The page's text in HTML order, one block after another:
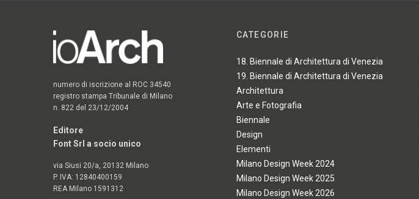
numero di iscrizione al ROC 34540
registro stampa Tribunale di Milano
n. 822 del 23/12/2004
Editore
Font Srl a socio unico
via Siusi 20/a, 20132 Milano
P. IVA: 12840400159
REA Milano 1591312
CATEGORIE
18. Biennale di Architettura di Venezia
19. Biennale di Architettura di Venezia
Architettura
Arte e Fotografia
Biennale
Design
Elementi
Milano Design Week 2024
Milano Design Week 2025
Milano Design Week 2026